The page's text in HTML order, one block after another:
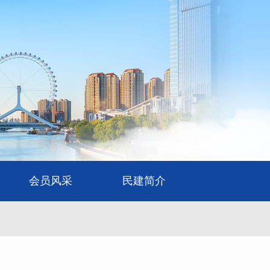
会员风采 民建简介